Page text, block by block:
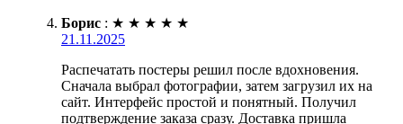
Борис : ★ ★ ★ ★ ★
21.11.2025
Распечатать постеры решил после вдохновения.
Сначала выбрал фотографии, затем загрузил их на
сайт. Интерфейс простой и понятный. Получил
подтверждение заказа сразу. Доставка пришла